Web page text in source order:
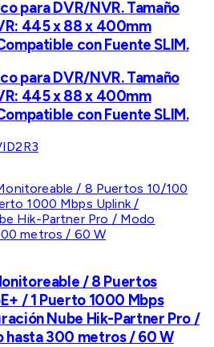
para DVR/NVR. Tamaño
445 x 88 x 400mm
con Fuente SLIM.
para DVR/NVR. Tamaño
445 x 88 x 400mm
con Fuente SLIM.
/ 8 Puertos
/ 1 Puerto 1000 Mbps
Nube Hik-Partner Pro /
hasta 300 metros / 60 W